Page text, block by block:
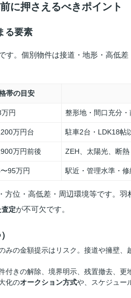
に押さえるべきポイント
る要素
す。個別物件は接道・地形・高低
帯の目安
円 整形地・間口充分
万円台 駐車2台・LDK18帖
万円前後 ZEH、太陽光、断
95万円 駅近・管理水準・
方位・高低差・周辺環境等です。
定が不可欠です。
みの金額提示はリスク。接道や擁壁
付きの解除、境界明示、残置撤去、更
化のオークション方式や、スケジュー